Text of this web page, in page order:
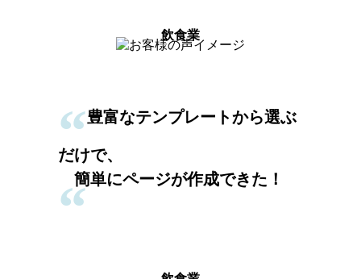
飲食業
“豊富なテンプレートから選ぶ
だけで、
簡単にページが作成できた！
“